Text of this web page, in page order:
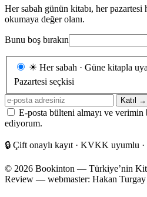
Her sabah günün kitabı, her pazartesi
okumaya değer olanı.
Bunu boş bırakın
Gönderim
☀ Her sabah · Güne kitapla
Pazartesi seçkisi
E-
posta
adresiniz
Katıl →
E-posta bülteni almayı ve
ediyorum.
🔒 Çift onaylı kayıt · KVKK uyumlu ·
© 2026 Bookinton — Türkiye’nin
Review — webmaster: Hakan Turgay